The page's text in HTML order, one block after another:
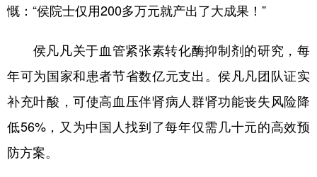
慨：“侯院士仅用200多万元就产出了大成果！”
侯凡凡关于血管紧张素转化酶抑制剂的研究，每
年可为国家和患者节省数亿元支出。侯凡凡团队证实
补充叶酸，可使高血压伴肾病人群肾功能丧失风险降
低56%，又为中国人找到了每年仅需几十元的高效预
防方案。